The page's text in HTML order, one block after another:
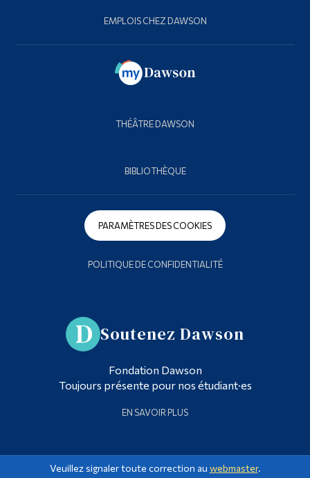
EMPLOIS CHEZ DAWSON
THÉÂTRE DAWSON
BIBLIOTHÈQUE
PARAMÈTRES DES COOKIES
POLITIQUE DE CONFIDENTIALITÉ
Soutenez Dawson
Fondation Dawson
Toujours présente pour nos étudiant·es
EN SAVOIR PLUS
Veuillez signaler toute correction au webmaster.